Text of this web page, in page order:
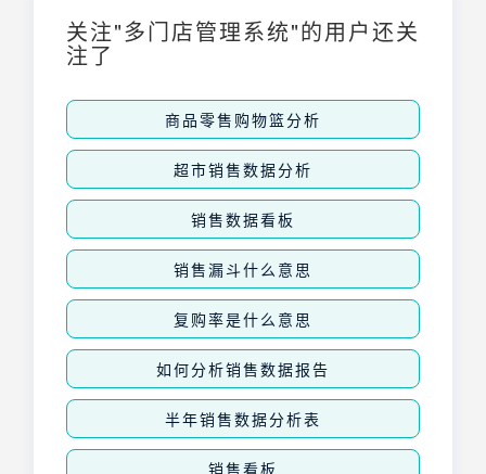
关注"多门店管理系统"的用户还关
注了
商品零售购物篮分析
超市销售数据分析
销售数据看板
销售漏斗什么意思
复购率是什么意思
如何分析销售数据报告
半年销售数据分析表
销售看板